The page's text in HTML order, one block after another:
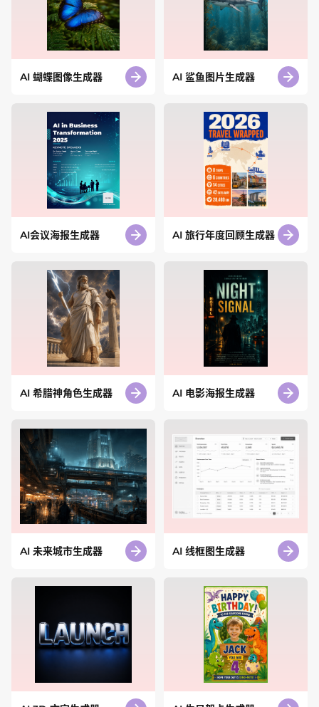
AI 蝴蝶图像生成器 AI 鲨鱼图片生成器
AI会议海报生成器 AI 旅行年度回顾生成器
AI 希腊神角色生成器 AI 电影海报生成器
AI 未来城市生成器 AI 线框图生成器